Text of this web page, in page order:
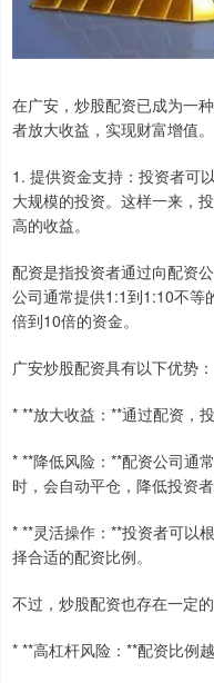
在广安，炒股配资已成为一
者放大收益，实现财富增值。
1. 提供资金支持：投资者可
大规模的投资。这样一来，
高的收益。
配资是指投资者通过向配资
公司通常提供1:1到1:10不等
倍到10倍的资金。
广安炒股配资具有以下优势：
* **放大收益：**通过配资，
* **降低风险：**配资公司通
时，会自动平仓，降低投资者
* **灵活操作：**投资者可以
择合适的配资比例。
不过，炒股配资也存在一定的
* **高杠杆风险：**配资比例